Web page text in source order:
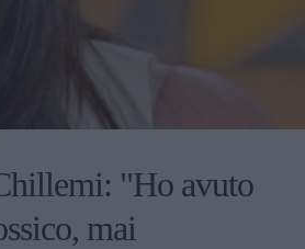
"Ho avuto
mai